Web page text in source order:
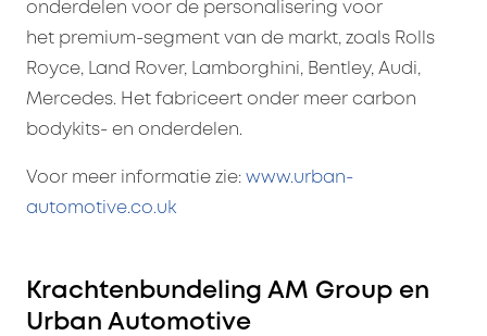
onderdelen voor de personalisering voor
het premium-segment van de markt, zoals Rolls
Royce, Land Rover, Lamborghini, Bentley, Audi,
Mercedes. Het fabriceert onder meer carbon
bodykits- en onderdelen.
Voor meer informatie zie: www.urban-
automotive.co.uk
Krachtenbundeling AM Group en
Urban Automotive